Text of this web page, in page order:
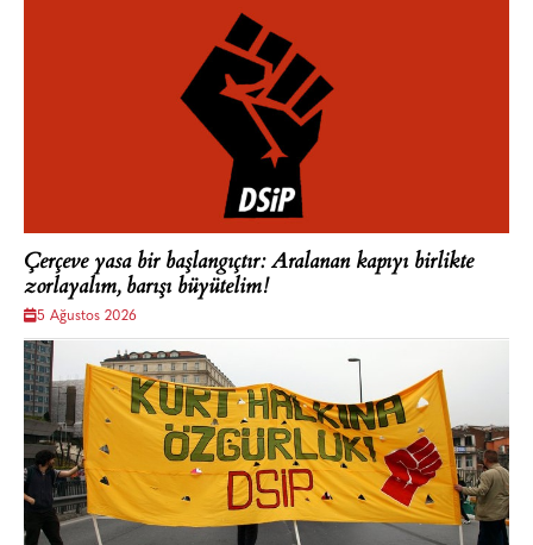
Çerçeve yasa bir başlangıçtır: Aralanan kapıyı birlikte
zorlayalım, barışı büyütelim!
5 Ağustos 2026